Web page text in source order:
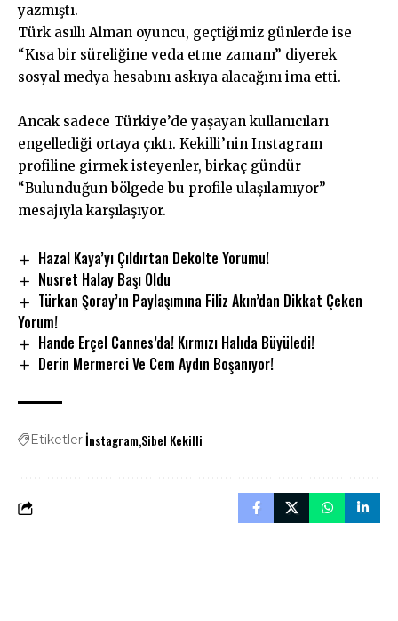
yazmıştı.
Türk asıllı Alman oyuncu, geçtiğimiz günlerde ise
“Kısa bir süreliğine veda etme zamanı” diyerek
sosyal medya hesabını askıya alacağını ima etti.
Ancak sadece Türkiye’de yaşayan kullanıcıları
engellediği ortaya çıktı. Kekilli’nin Instagram
profiline girmek isteyenler, birkaç gündür
“Bulunduğun bölgede bu profile ulaşılamıyor”
mesajıyla karşılaşıyor.
Hazal Kaya’yı Çıldırtan Dekolte Yorumu!
Nusret Halay Başı Oldu
Türkan Şoray’ın Paylaşımına Filiz Akın’dan Dikkat Çeken
Yorum!
Hande Erçel Cannes’da! Kırmızı Halıda Büyüledi!
Derin Mermerci Ve Cem Aydın Boşanıyor!
EtiketlerİnstagramSibel Kekilli